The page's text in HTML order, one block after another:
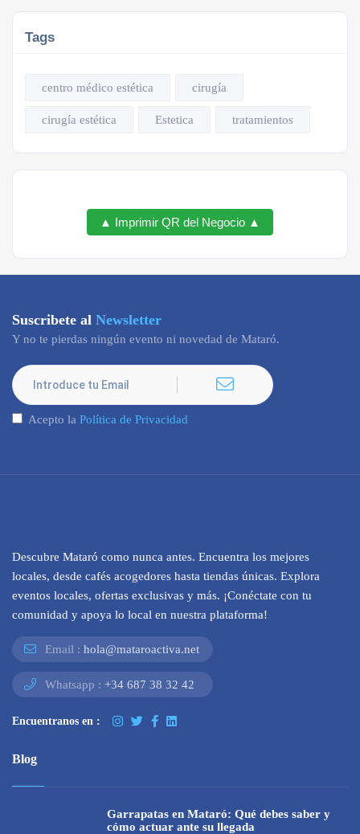
Tags
centro médico estética cirugía
cirugía estética Estetica tratamientos
▲ Imprimir QR del Negocio ▲
Suscribete al Newsletter
Y no te pierdas ningún evento ni novedad de Mataró.
Acepto la Política de Privacidad
Descubre Mataró como nunca antes. Encuentra los mejores
locales, desde cafés acogedores hasta tiendas únicas. Explora
eventos locales, ofertas exclusivas y más. ¡Conéctate con tu
comunidad y apoya lo local en nuestra plataforma!
Email : hola@mataroactiva.net
Whatsapp : +34 687 38 32 42
Encuentranos en :
Blog
Garrapatas en Mataró: Qué debes saber y
cómo actuar ante su llegada